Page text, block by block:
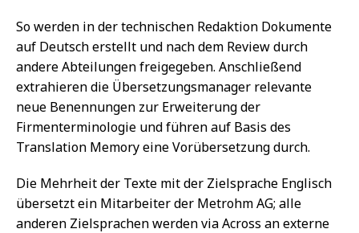
So werden in der technischen Redaktion Dokumente
auf Deutsch erstellt und nach dem Review durch
andere Abteilungen freigegeben. Anschließend
extrahieren die Übersetzungsmanager relevante
neue Benennungen zur Erweiterung der
Firmenterminologie und führen auf Basis des
Translation Memory eine Vorübersetzung durch.
Die Mehrheit der Texte mit der Zielsprache Englisch
übersetzt ein Mitarbeiter der Metrohm AG; alle
anderen Zielsprachen werden via Across an externe